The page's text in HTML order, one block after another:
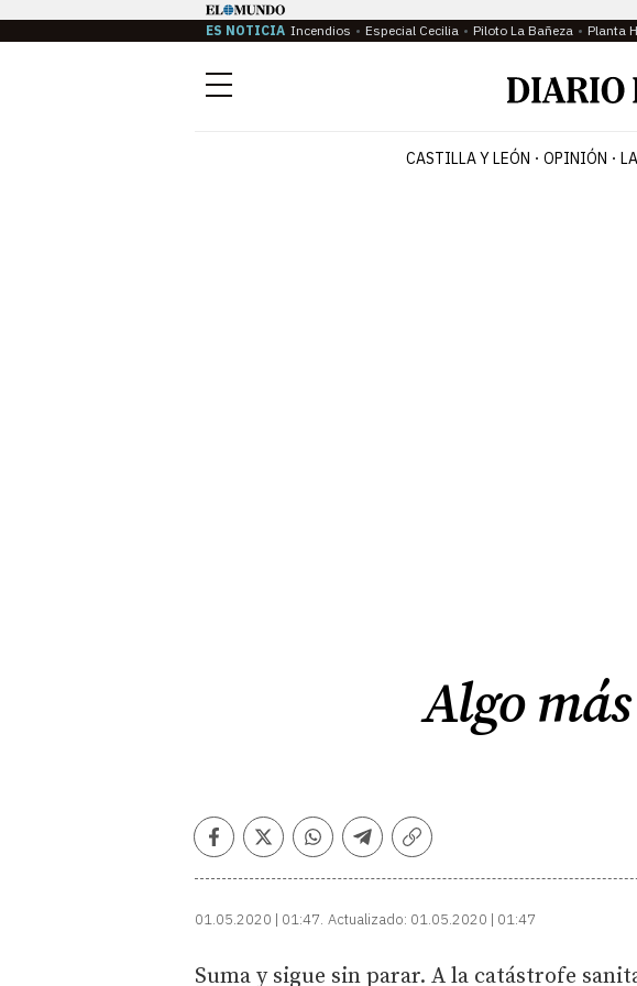
ES NOTICIA Incendios Especial Cecilia Piloto La Bañeza Planta
Menú
CASTILLA Y LEÓN OPINIÓN
Algo
Facebook
TwitterWhatsapp
Telegram
Copiar
01.05.2020 | 01:47 Actualizado: 01.05.2020 | 01:47
Suma y sigue sin parar. A la catástrofe